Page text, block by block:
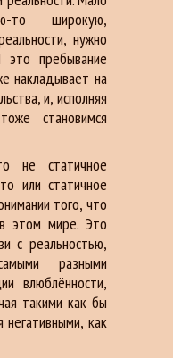
то широкую,
нужно
пребывание
накладывает на
и, исполняя
становимся
не статичное
или статичное
того, что
этом мире. Это
с реальностью,
разными
влюблённости,
такими как бы
как